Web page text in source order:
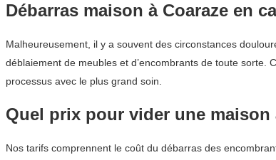
Débarras maison à Coaraze en
Malheureusement, il y a souvent des circonstances
déblaiement de meubles et d’encombrants de toute
processus avec le plus grand soin.
Quel prix pour vider une maison
Nos tarifs comprennent le coût du débarras des